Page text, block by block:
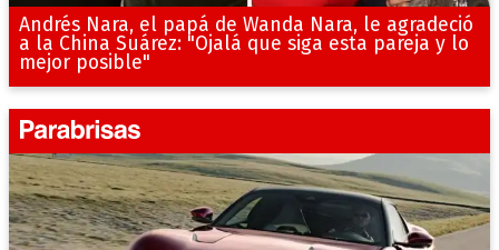
Andrés Nara, el papá de Wanda Nara, le agradeció
a la China Suárez: "Ojalá que siga esta pareja y lo
mejor posible"